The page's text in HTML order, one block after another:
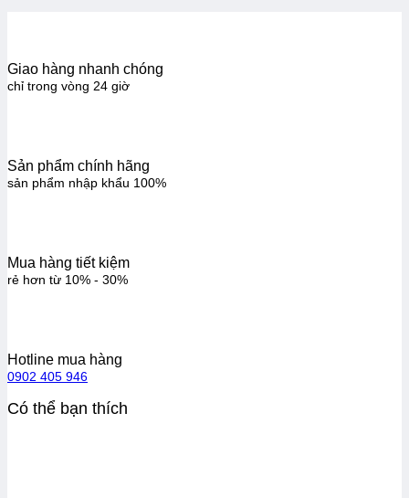
Giao hàng nhanh chóng
chỉ trong vòng 24 giờ
Sản phẩm chính hãng
sản phẩm nhập khẩu 100%
Mua hàng tiết kiệm
rẻ hơn từ 10% - 30%
Hotline mua hàng
0902 405 946
Có thể bạn thích